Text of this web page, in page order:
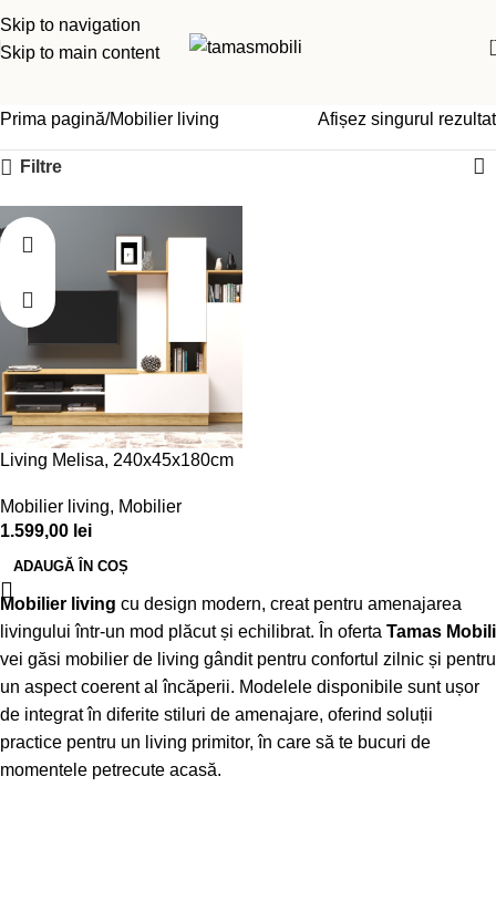
Skip to navigation
Skip to main content
Prima pagină Mobilier living Afișez singurul rezultat
Filtre
Living Melisa, 240x45x180cm
Mobilier living, Mobilier
1.599,00 lei
ADAUGĂ ÎN COȘ
Mobilier living cu design modern, creat pentru amenajarea
livingului într-un mod plăcut și echilibrat. În oferta Tamas Mobili
vei găsi mobilier de living gândit pentru confortul zilnic și pentru
un aspect coerent al încăperii. Modelele disponibile sunt ușor
de integrat în diferite stiluri de amenajare, oferind soluții
practice pentru un living primitor, în care să te bucuri de
momentele petrecute acasă.